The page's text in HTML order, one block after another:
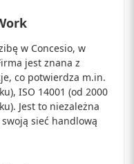
w Concesio, w
jest znana z
co potwierdza m.in.
ISO 14001 (od 2000
Jest to niezależna
sieć handlową